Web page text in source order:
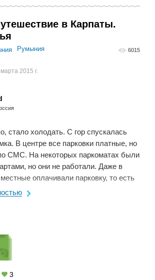
в Карпаты.
Румыния 6015
2015 г.
стало холодать. С гор спускалась
В центре все парковки платные, но
СМС. На некоторых паркоматах были
но они не работали. Даже в
оплачивали парковку, то есть
забалуешь, а в выходной- не ...
3